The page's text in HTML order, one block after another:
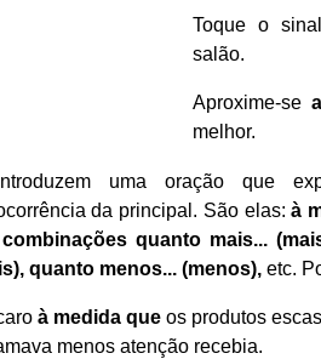
Toque o
salão.
Aproxime-se
melhor.
uma oração que
da principal. São elas:à
quanto mais...
quanto menos... (menos), etc.
à medida que os produtos
menos atenção recebia.